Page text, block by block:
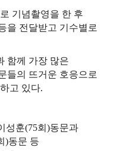
기념촬영을 한 후
을 전달받고 기수별로
함께 가장 많은
들의 뜨거운 호응으로
고 있다.
성훈(75회 )동문과
)동문 등